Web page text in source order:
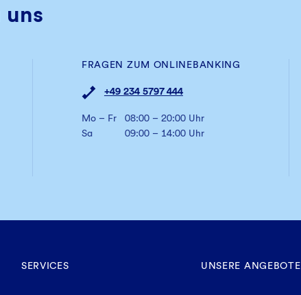
uns
FRAGEN ZUM ONLINEBANKING
+49 234 5797 444
Mo – Fr
08:00 – 20:00 Uhr
Sa
09:00 – 14:00 Uhr
SERVICES UNSERE ANGEBOTE